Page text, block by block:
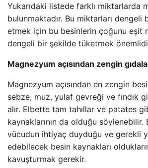
Yukarıdaki listede farklı miktarlarda
bulunmaktadır. Bu miktarları dengeli
etmek için bu besinlerin çoğunu eşit
dengeli bir şekilde tüketmek
Magnezyum açısından zengin
Magnezyum açısından en zengin
sebze, muz, yulaf gevreği ve fındık
alır. Elbette tam tahıllar ve patates
kaynaklarının da olduğu söylenebilir.
vücudun ihtiyaç duyduğu ve gerekli
edebilecek besin kaynakları
kavuşturmak gerekir.